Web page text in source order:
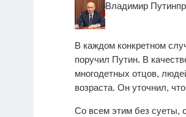
Владимир Путин
В каждом конкретном
поручил Путин. В
многодетных отцов,
возраста. Он уточнил,
Со всем этим без суеты,